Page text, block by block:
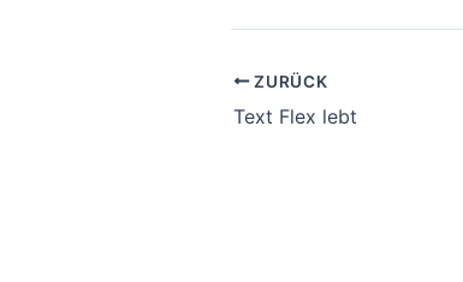
ZURÜCK
Text Flex lebt